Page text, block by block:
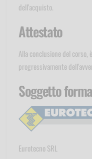
dell'acquisto.
Attestato
Alla conclusione del
progressivamente
Soggetto
Eurotecno SRL